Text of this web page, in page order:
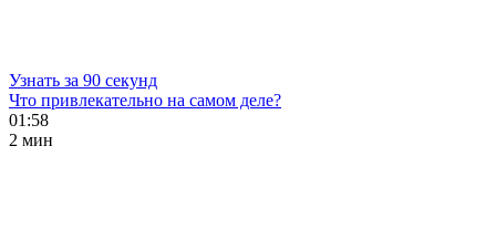
Узнать за 90 секунд
Что привлекательно на самом деле?
01:58
2 мин